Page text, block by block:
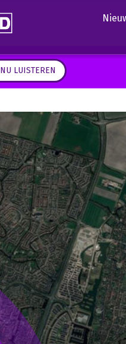
NU LUISTEREN